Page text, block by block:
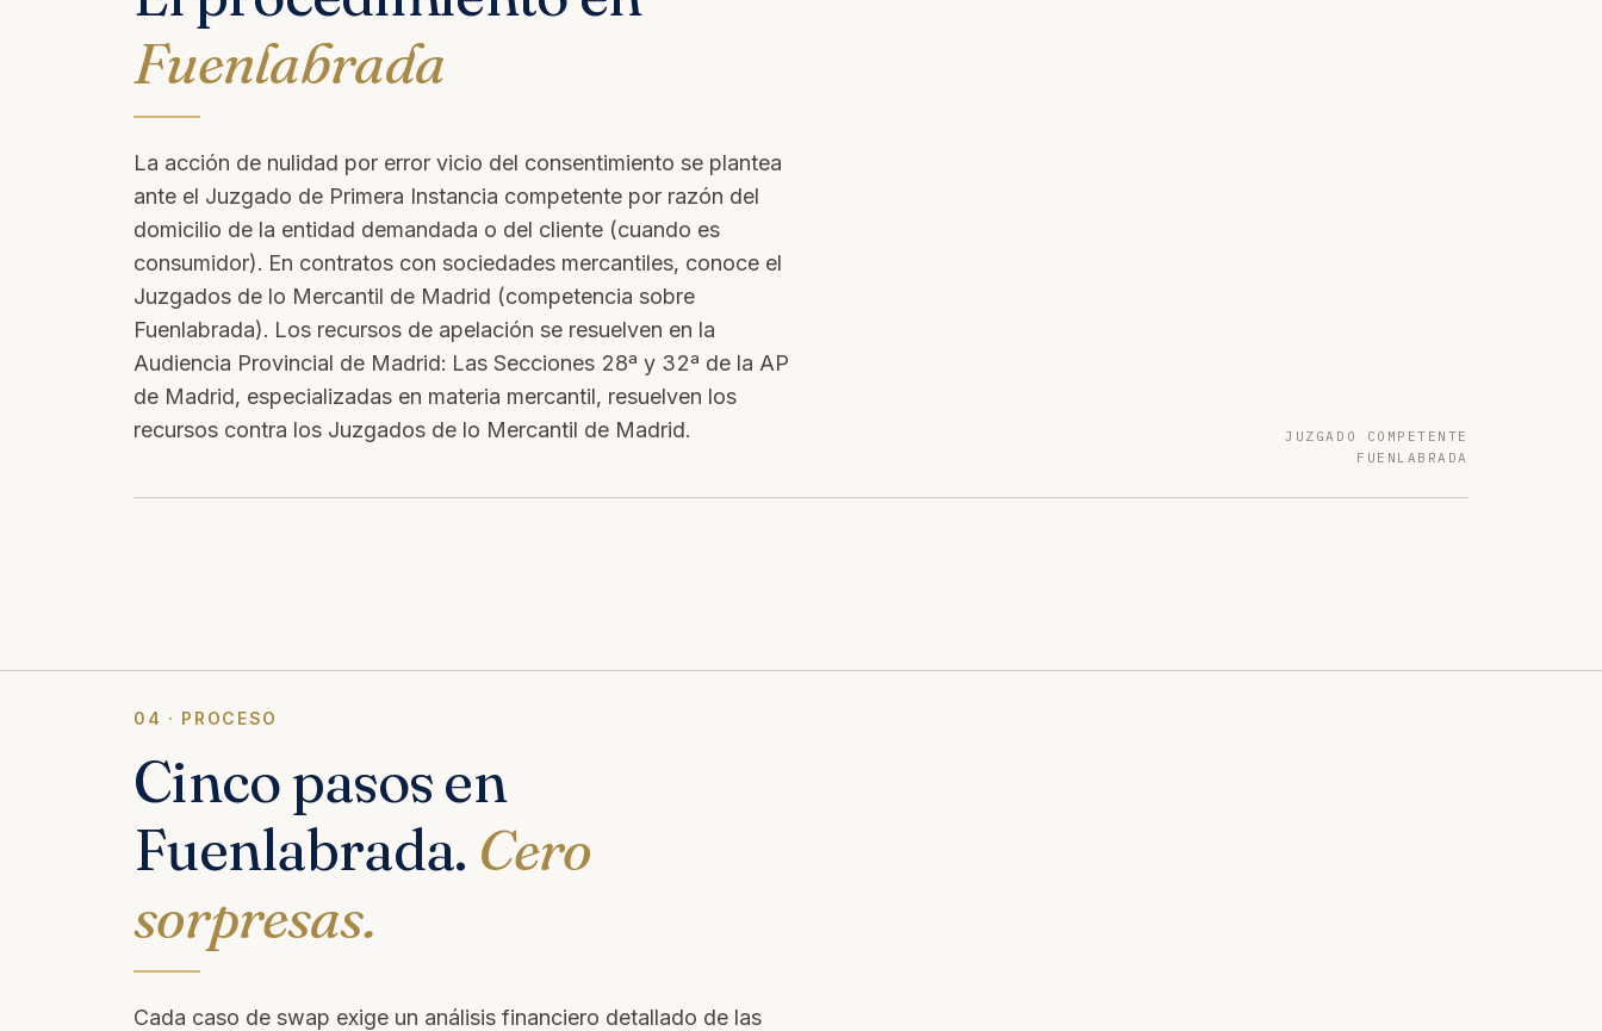
Fuenlabrada
La acción de nulidad por error vicio del consentimiento se plantea
ante el Juzgado de Primera Instancia competente por razón del
domicilio de la entidad demandada o del cliente (cuando es
consumidor). En contratos con sociedades mercantiles, conoce el
Juzgados de lo Mercantil de Madrid (competencia sobre
Fuenlabrada). Los recursos de apelación se resuelven en la
Audiencia Provincial de Madrid: Las Secciones 28ª y 32ª de la AP
de Madrid, especializadas en materia mercantil, resuelven los
recursos contra los Juzgados de lo Mercantil de Madrid.
JUZGADO COMPETENTE
FUENLABRADA
04 · PROCESO
Cinco pasos en
Fuenlabrada. Cero
sorpresas.
Cada caso de swap exige un análisis financiero detallado de las